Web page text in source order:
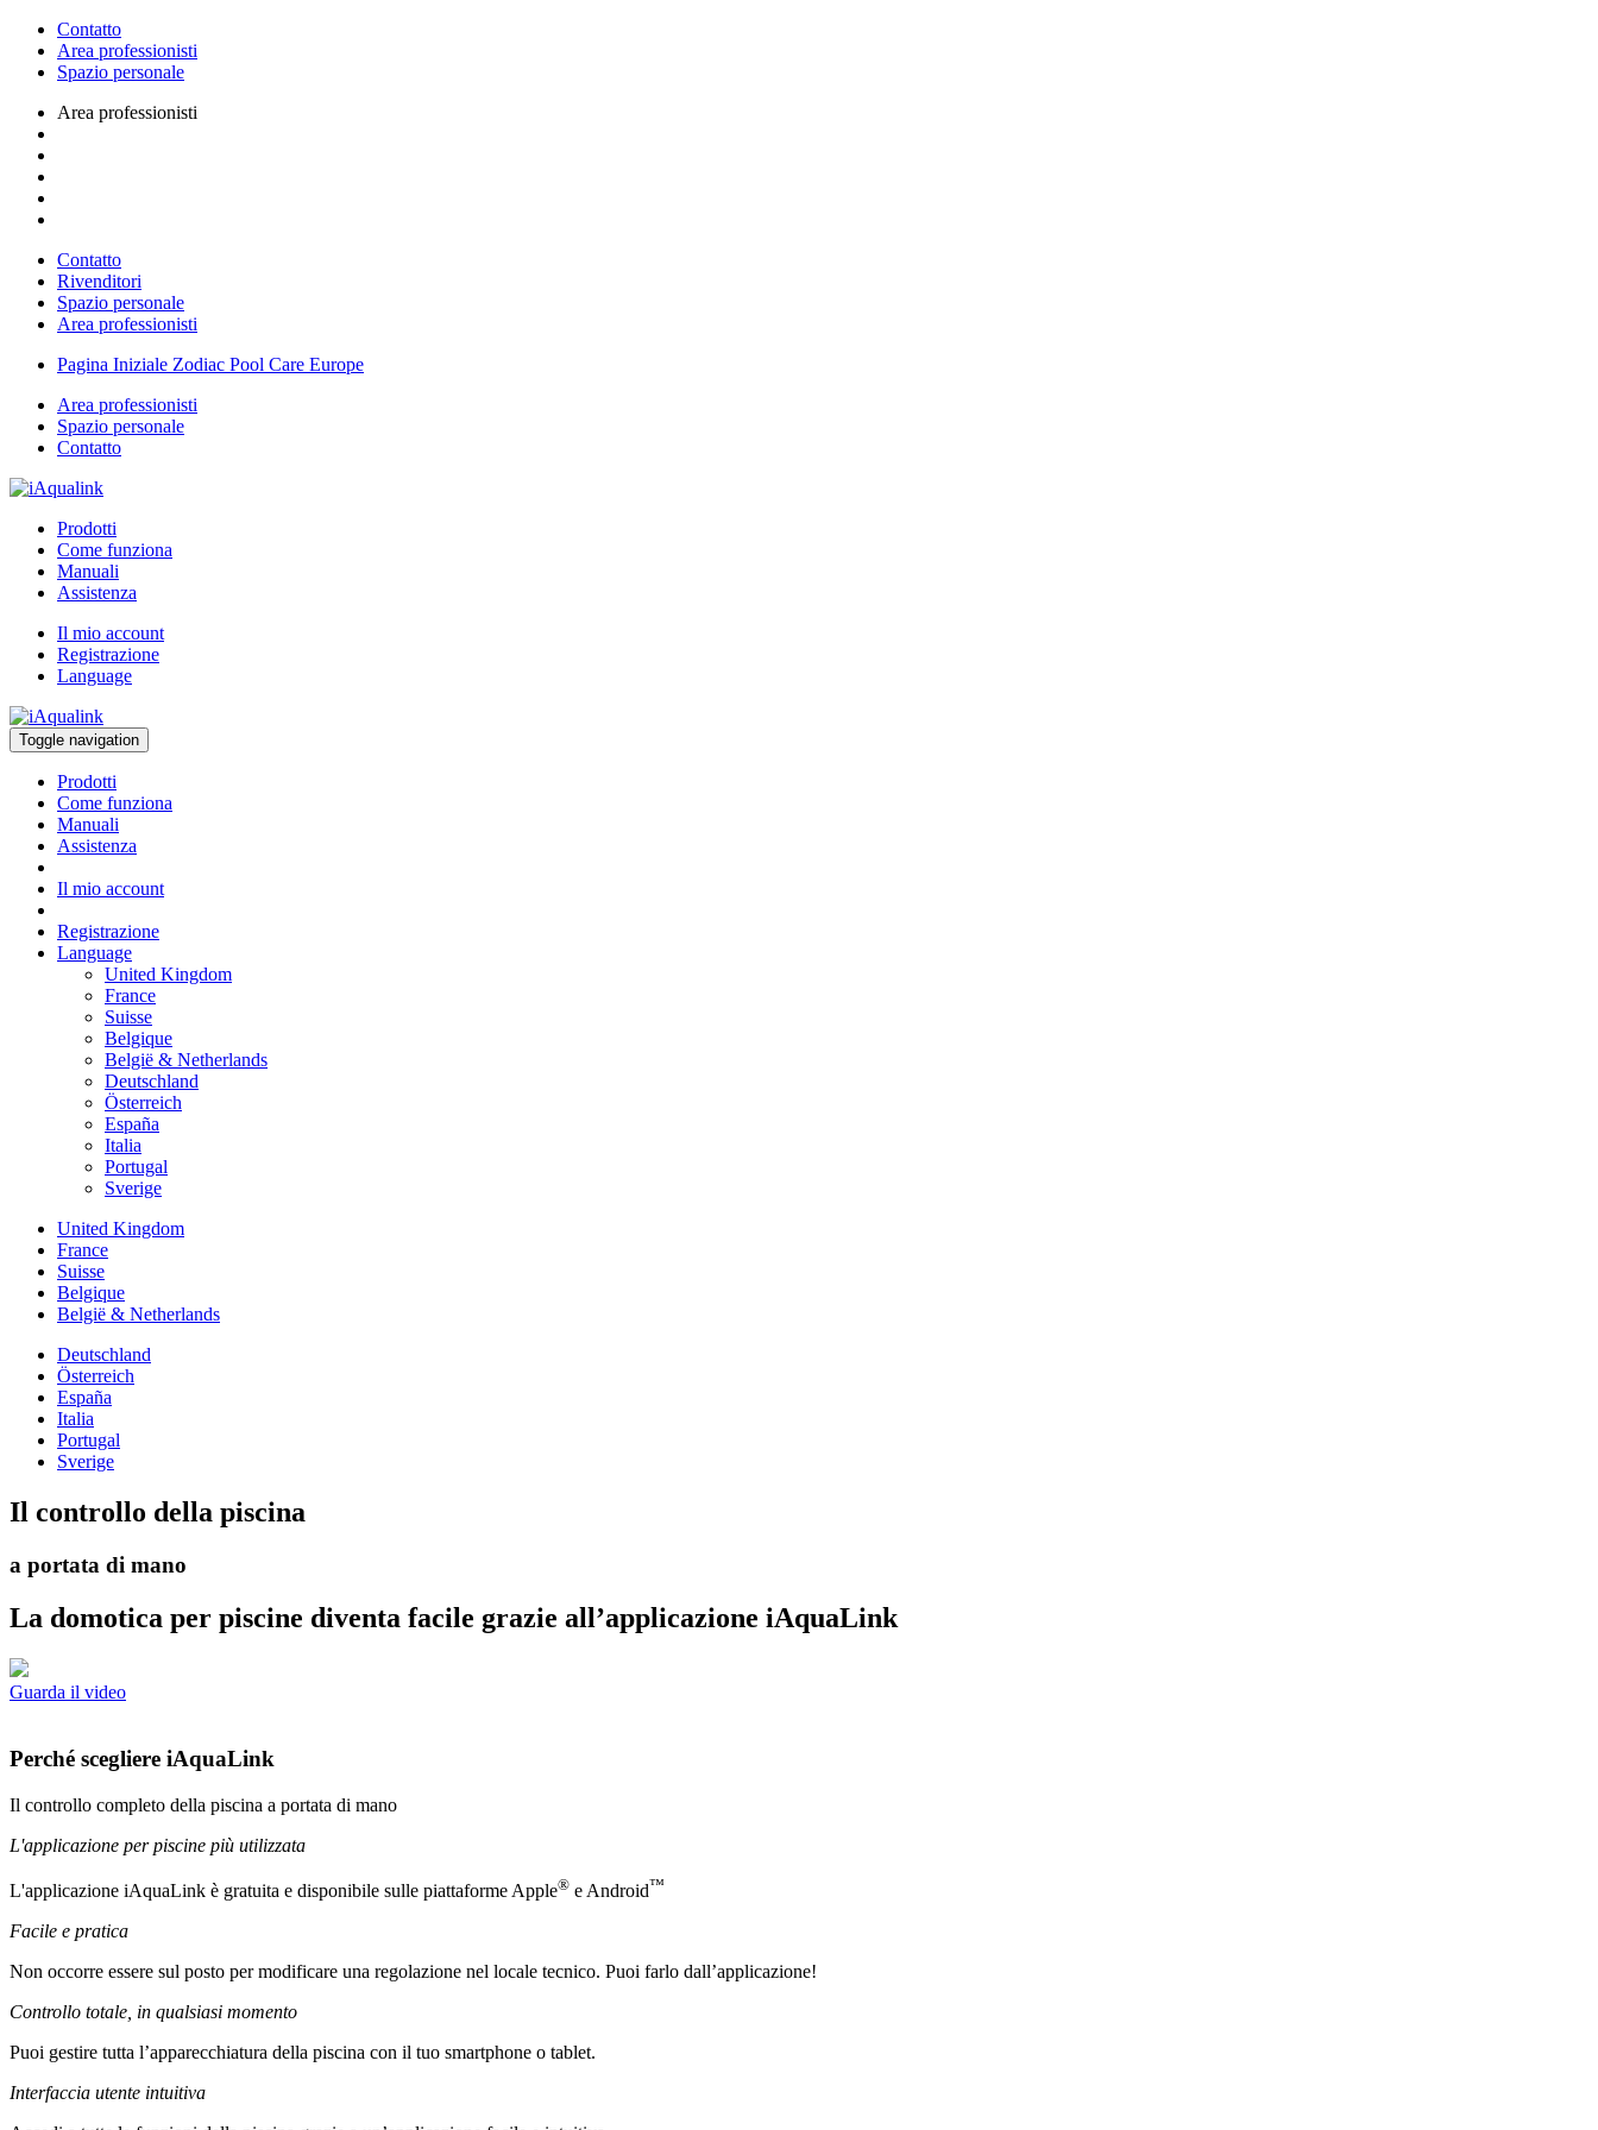
Contatto
Area professionisti
Spazio personale
Area professionisti
Contatto
Rivenditori
Spazio personale
Area professionisti
Pagina Iniziale Zodiac Pool Care Europe
Area professionisti
Spazio personale
Contatto
Prodotti
Come funziona
Manuali
Assistenza
Il mio account
Registrazione
Language
Toggle navigation
Prodotti
Come funziona
Manuali
Assistenza
Il mio account
Registrazione
Language
United Kingdom
France
Suisse
Belgique
België & Netherlands
Deutschland
Österreich
España
Italia
Portugal
Sverige
United Kingdom
France
Suisse
Belgique
België & Netherlands
Deutschland
Österreich
España
Italia
Portugal
Sverige
Il controllo della piscina
a portata di mano
La domotica per piscine diventa facile grazie all’applicazione iAquaLink
Guarda il video
Perché scegliere iAquaLink
Il controllo completo della piscina a portata di mano
L'applicazione per piscine più utilizzata
L'applicazione iAquaLink è gratuita e disponibile sulle piattaforme Apple® e Android™
Facile e pratica
Non occorre essere sul posto per modificare una regolazione nel locale tecnico. Puoi farlo dall’applicazione!
Controllo totale, in qualsiasi momento
Puoi gestire tutta l’apparecchiatura della piscina con il tuo smartphone o tablet.
Interfaccia utente intuitiva